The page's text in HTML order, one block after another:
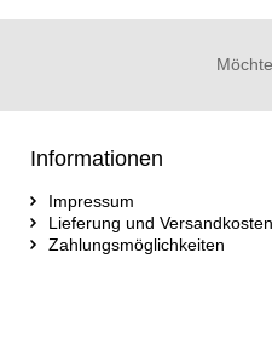
Informationen
Impressum
Lieferung und Versandkosten
Zahlungsmöglichkeiten